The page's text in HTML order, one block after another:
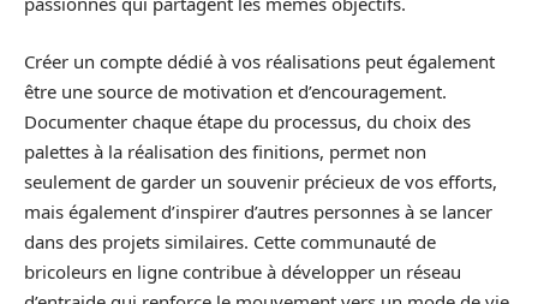
Créer un compte dédié à vos réalisations peut également
être une source de motivation et d’encouragement.
Documenter chaque étape du processus, du choix des
palettes à la réalisation des finitions, permet non
seulement de garder un souvenir précieux de vos efforts,
mais également d’inspirer d’autres personnes à se lancer
dans des projets similaires. Cette communauté de
bricoleurs en ligne contribue à développer un réseau